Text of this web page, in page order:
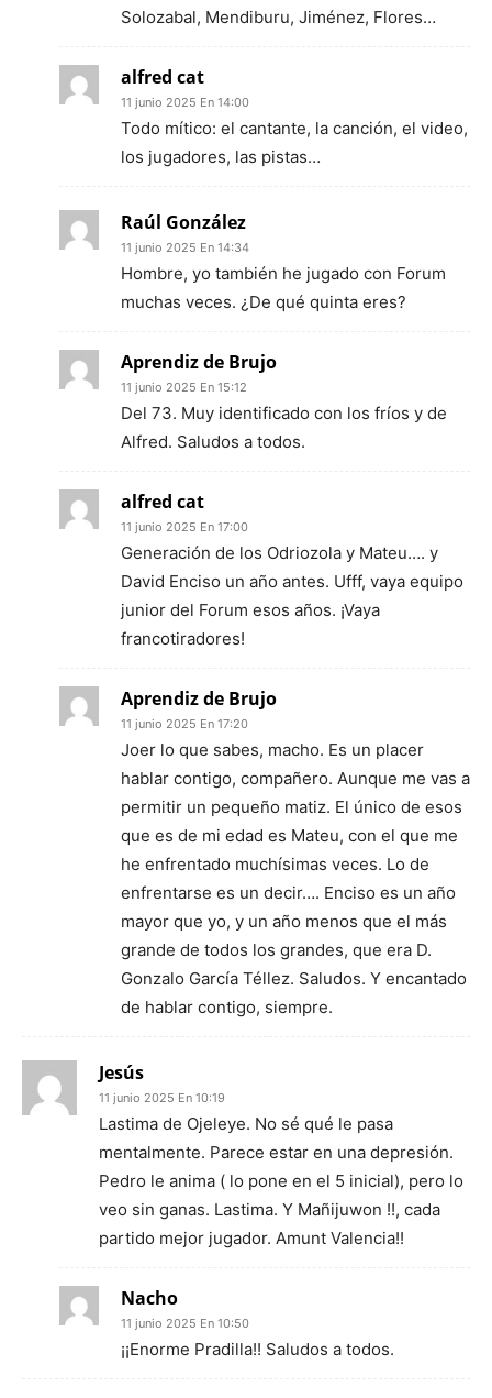
Solozabal, Mendiburu, Jiménez, Flores…
alfred cat
11 junio 2025 En 14:00
Todo mítico: el cantante, la canción, el video,
los jugadores, las pistas…
Raúl González
11 junio 2025 En 14:34
Hombre, yo también he jugado con Forum
muchas veces. ¿De qué quinta eres?
Aprendiz de Brujo
11 junio 2025 En 15:12
Del 73. Muy identificado con los fríos y de
Alfred. Saludos a todos.
alfred cat
11 junio 2025 En 17:00
Generación de los Odriozola y Mateu…. y
David Enciso un año antes. Ufff, vaya equipo
junior del Forum esos años. ¡Vaya
francotiradores!
Aprendiz de Brujo
11 junio 2025 En 17:20
Joer lo que sabes, macho. Es un placer
hablar contigo, compañero. Aunque me vas a
permitir un pequeño matiz. El único de esos
que es de mi edad es Mateu, con el que me
he enfrentado muchísimas veces. Lo de
enfrentarse es un decir…. Enciso es un año
mayor que yo, y un año menos que el más
grande de todos los grandes, que era D.
Gonzalo García Téllez. Saludos. Y encantado
de hablar contigo, siempre.
Jesús
11 junio 2025 En 10:19
Lastima de Ojeleye. No sé qué le pasa
mentalmente. Parece estar en una depresión.
Pedro le anima ( lo pone en el 5 inicial), pero lo
veo sin ganas. Lastima. Y Mañijuwon !!, cada
partido mejor jugador. Amunt Valencia!!
Nacho
11 junio 2025 En 10:50
¡¡Enorme Pradilla!! Saludos a todos.